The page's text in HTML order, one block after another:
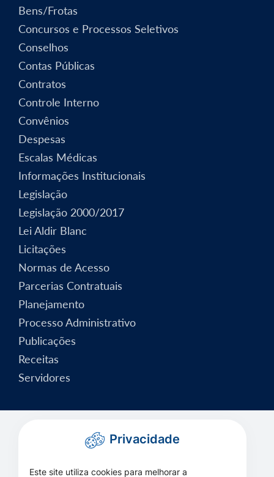
Bens/Frotas
Concursos e Processos Seletivos
Conselhos
Contas Públicas
Contratos
Controle Interno
Convênios
Despesas
Escalas Médicas
Informações Institucionais
Legislação
Legislação 2000/2017
Lei Aldir Blanc
Licitações
Normas de Acesso
Parcerias Contratuais
Planejamento
Processo Administrativo
Publicações
Receitas
Servidores
Privacidade
Este site utiliza cookies para melhorar a